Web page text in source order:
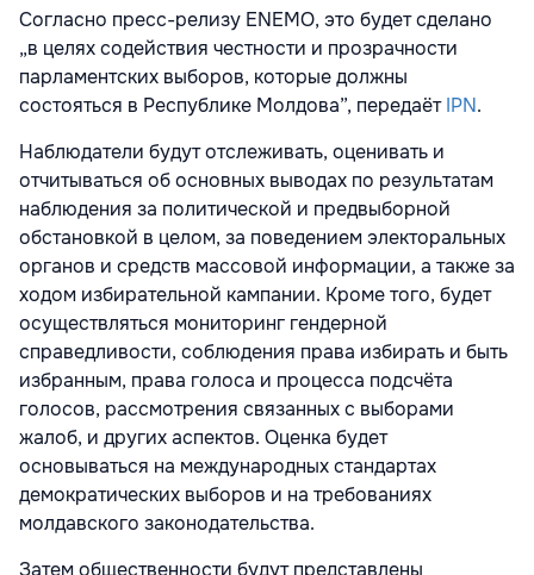
Согласно пресс-релизу ENEMO, это будет сделано
„в целях содействия честности и прозрачности
парламентских выборов, которые должны
состояться в Республике Молдова”, передаётIPN.
Наблюдатели будут отслеживать, оценивать и
отчитываться об основных выводах по результатам
наблюдения за политической и предвыборной
обстановкой в целом, за поведением электоральных
органов и средств массовой информации, а также за
ходом избирательной кампании. Кроме того, будет
осуществляться мониторинг гендерной
справедливости, соблюдения права избирать и быть
избранным, права голоса и процесса подсчёта
голосов, рассмотрения связанных с выборами
жалоб, и других аспектов. Оценка будет
основываться на международных стандартах
демократических выборов и на требованиях
молдавского законодательства.
Затем общественности будут представлены